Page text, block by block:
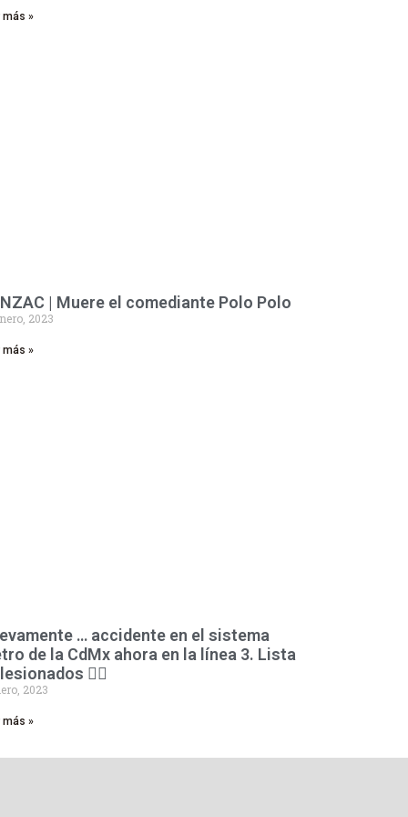
más »
| Muere el comediante Polo Polo
2023
más »
… accidente en el sistema
de la CdMx ahora en la línea 3. Lista
👇🏻
2023
más »